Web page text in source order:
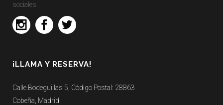
sociales.
¡LLAMA Y RESERVA!
Calle Bodeguillas 5, Código Postal: 28863
Cobeña, Madrid